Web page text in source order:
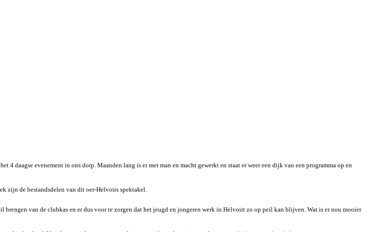
4 daagse evenement in ons dorp. Maanden lang is er met man en macht gewerkt en staat er weer een dijk van een programma op en
zijn de bestandsdelen van dit oer-Helvoirs spektakel.
brengen van de clubkas en er dus voor te zorgen dat het jeugd en jongeren werk in Helvoirt zo op peil kan blijven. Wat is er nou mooier